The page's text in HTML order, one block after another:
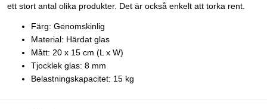
ett stort antal olika produkter. Det är också enkelt att torka rent.
Färg: Genomskinlig
Material: Härdat glas
Mått: 20 x 15 cm (L x W)
Tjocklek glas: 8 mm
Belastningskapacitet: 15 kg